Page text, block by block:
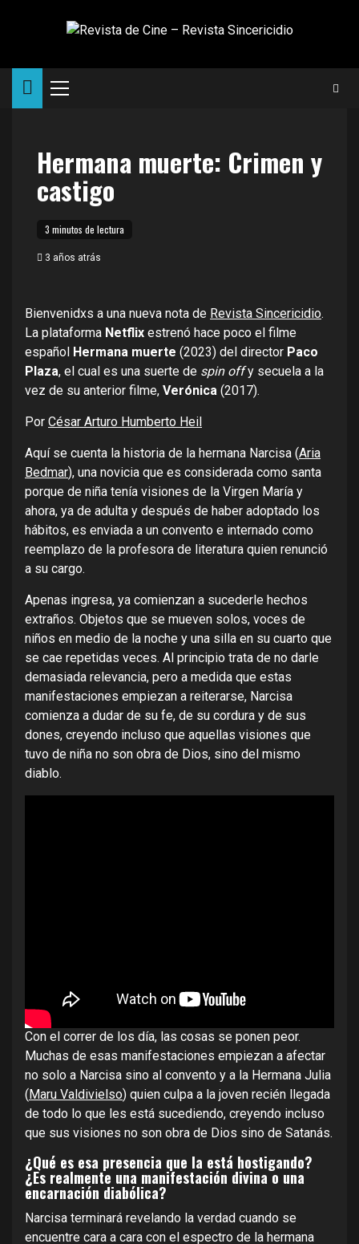
Menú
Hermana muerte: Crimen y
castigo
3 minutos de lectura
3 años atrás
Bienvenidxs a una nueva nota de Revista Sincericidio.
La plataforma Netflix estrenó hace poco el filme
español Hermana muerte (2023) del director Paco
Plaza, el cual es una suerte de spin offy secuela a la
vez de su anterior filme, Verónica (2017).
Por César Arturo Humberto Heil
Aquí se cuenta la historia de la hermana Narcisa (Aria
Bedmar), una novicia que es considerada como santa
porque de niña tenía visiones de la Virgen María y
ahora, ya de adulta y después de haber adoptado los
hábitos, es enviada a un convento e internado como
reemplazo de la profesora de literatura quien renunció
a su cargo.
Apenas ingresa, ya comienzan a sucederle hechos
extraños. Objetos que se mueven solos, voces de
niños en medio de la noche y una silla en su cuarto que
se cae repetidas veces. Al principio trata de no darle
demasiada relevancia, pero a medida que estas
manifestaciones empiezan a reiterarse, Narcisa
comienza a dudar de su fe, de su cordura y de sus
dones, creyendo incluso que aquellas visiones que
tuvo de niña no son obra de Dios, sino del mismo
diablo.
Con el correr de los día, las cosas se ponen peor.
Muchas de esas manifestaciones empiezan a afectar
no solo a Narcisa sino al convento y a la Hermana Julia
( Maru Valdivielso) quien culpa a la joven recién llegada
de todo lo que les está sucediendo, creyendo incluso
que sus visiones no son obra de Dios sino de Satanás.
¿Qué es esa presencia que la está hostigando?
¿Es realmente una manifestación divina o una
encarnación diabólica?
Narcisa terminará revelando la verdad cuando se
encuentre cara a cara con el espectro de la hermana